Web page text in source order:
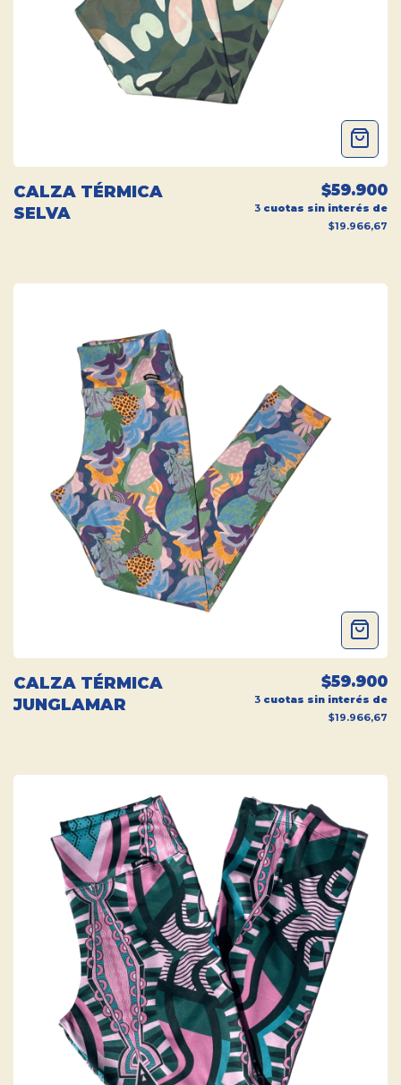
CALZA TÉRMICA
SELVA
$59.900
3 cuotas sin interés de
$19.966,67
CALZA TÉRMICA
JUNGLAMAR
$59.900
3 cuotas sin interés de
$19.966,67